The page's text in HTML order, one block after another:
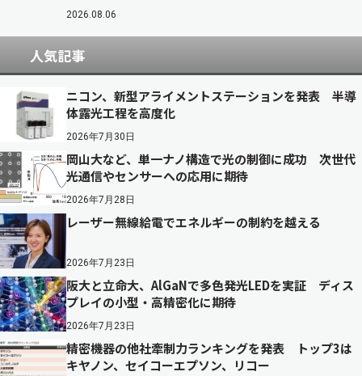
2026.08.06
人気記事
ニコン、新型アライメントステーションを発表 半導
体露光工程を高度化
2026年7月30日
岡山大など、単一ナノ構造で光の制御に成功 次世代
光通信やセンサーへの応用に期待
2026年7月28日
レーザー無線給電でエネルギーの制約を越える
2026年7月23日
阪大と立命大、AlGaNで多色発光LEDを実証 ディス
プレイの小型・高精密化に期待
2026年7月23日
精密機器の他社牽制力ランキングを発表 トップ3は
キヤノン、セイコーエプソン、リコー